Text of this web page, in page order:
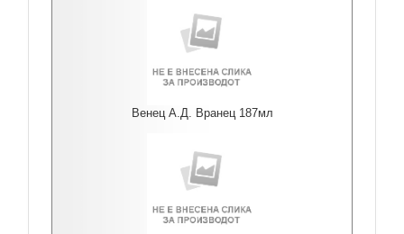
Венец А.Д. Вранец 187мл